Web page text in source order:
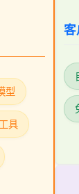
型
具